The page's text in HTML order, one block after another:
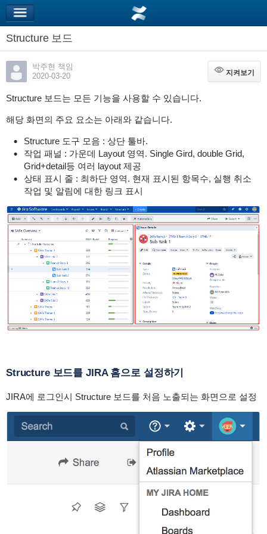
Structure 보드
박주현 책임
2020-03-20
지켜보기
지켜보기
Structure 보드는 모든 기능을 사용할 수 있습니다.
해당 화면의 주요 요소는 아래와 같습니다.
Structure 도구 모음 : 상단 툴바.
작업 패널 : 가운데 Layout 영역. Single Gird, double Grid,
Grid+detail등 여러 layout 제공
상태 표시 줄 : 최하단 영역. 현재 표시된 항목수, 실행 취소
작업 및 알림에 대한 링크 표시
Structure 보드를 JIRA 홈으로 설정하기
JIRA에 로그인시 Structure 보드를 처음 노출되는 화면으로 설정